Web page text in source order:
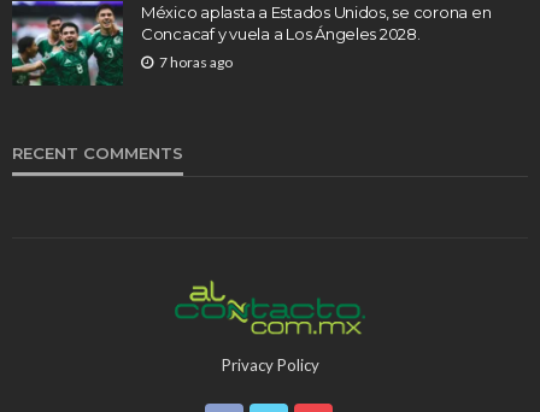
México aplasta a Estados Unidos, se corona en
Concacaf y vuela a Los Ángeles 2028.
7 horas ago
RECENT COMMENTS
Privacy Policy